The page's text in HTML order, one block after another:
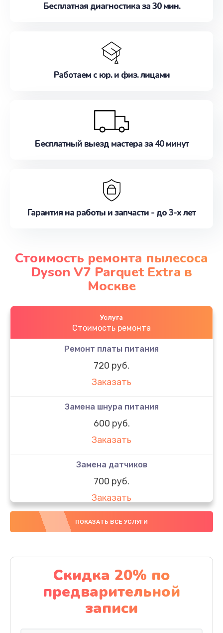
Бесплатная диагностика за 30 мин.
Работаем с юр. и физ. лицами
Бесплатный выезд мастера за 40 минут
Гарантия на работы и запчасти - до 3-х лет
Стоимость ремонта пылесоса
Dyson V7 Parquet Extra в
Москве
Услуга
Стоимость ремонта
Ремонт платы питания
720 руб.
Заказать
Замена шнура питания
600 руб.
Заказать
Замена датчиков
700 руб.
Заказать
Ремонт двигателя
Заказать
Восстановление после попадания влаги
1200 руб.
Заказать
ПОКАЗАТЬ ВСЕ УСЛУГИ
Скидка 20% по
предварительной
записи